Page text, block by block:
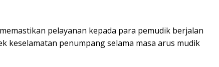
pelayanan kepada para pemudik berjalan
keselamatan penumpang selama masa arus mudik